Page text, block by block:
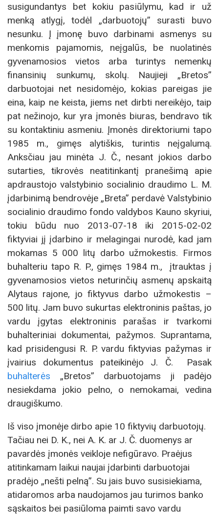
susigundantys bet kokiu pasiūlymu, kad ir už
menką atlygį, todėl „darbuotojų” surasti buvo
nesunku. Į įmonę buvo darbinami asmenys su
menkomis pajamomis, neįgalūs, be nuolatinės
gyvenamosios vietos arba turintys nemenkų
finansinių sunkumų, skolų. Naujieji „Bretos”
darbuotojai net nesidomėjo, kokias pareigas jie
eina, kaip ne keista, jiems net dirbti nereikėjo, taip
pat nežinojo, kur yra įmonės biuras, bendravo tik
su kontaktiniu asmeniu. Įmonės direktoriumi tapo
1985 m., gimęs alytiškis, turintis neįgalumą.
Anksčiau jau minėta J. Č., nesant jokios darbo
sutarties, tikrovės neatitinkantį pranešimą apie
apdraustojo valstybinio socialinio draudimo L. M.
įdarbinimą bendrovėje „Breta” perdavė Valstybinio
socialinio draudimo fondo valdybos Kauno skyriui,
tokiu būdu nuo 2013-07-18 iki 2015-02-02
fiktyviai jį įdarbino ir melagingai nurodė, kad jam
mokamas 5 000 litų darbo užmokestis. Firmos
buhalteriu tapo R. P., gimęs 1984 m., įtrauktas į
gyvenamosios vietos neturinčių asmenų apskaitą
Alytaus rajone, jo fiktyvus darbo užmokestis –
500 litų. Jam buvo sukurtas elektroninis paštas, jo
vardu įgytas elektroninis parašas ir tvarkomi
buhalteriniai dokumentai, pažymos. Suprantama,
kad prisidengusi R. P. vardu fiktyvias pažymas ir
įvairius dokumentus pateikinėjo J. Č. Pasak
buhalterės „Bretos” darbuotojams ji padėjo
nesiekdama jokio pelno, o nemokamai, vedina
draugiškumo.
Iš viso įmonėje dirbo apie 10 fiktyvių darbuotojų.
Tačiau nei D. K., nei A. K. ar J. Č. duomenys ar
pavardės įmonės veikloje nefigūravo. Praėjus
atitinkamam laikui naujai įdarbinti darbuotojai
pradėjo „nešti pelną”. Su jais buvo susisiekiama,
atidaromos arba naudojamos jau turimos banko
sąskaitos bei pasiūloma paimti savo vardu